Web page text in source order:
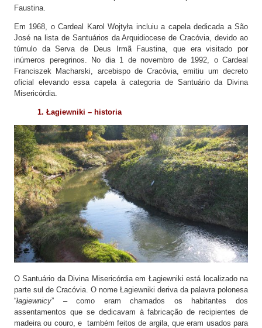
Faustina.
Em 1968, o Cardeal Karol Wojtyła incluiu a capela dedicada a São
José na lista de Santuários da Arquidiocese de Cracóvia, devido ao
túmulo da Serva de Deus Irmã Faustina, que era visitado por
inúmeros peregrinos. No dia 1 de novembro de 1992, o Cardeal
Franciszek Macharski, arcebispo de Cracóvia, emitiu um decreto
oficial elevando essa capela à categoria de Santuário da Divina
Misericórdia.
1. Łagiewniki – historia
O Santuário da Divina Misericórdia em Łagiewniki está localizado na
parte sul de Cracóvia. O nome Łagiewniki deriva da palavra polonesa
“łagiewnicy” – como eram chamados os habitantes dos
assentamentos que se dedicavam à fabricação de recipientes de
madeira ou couro, e também feitos de argila, que eram usados para